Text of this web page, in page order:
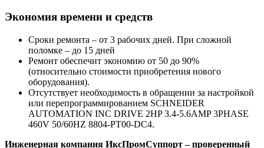
Экономия времени и средств
Сроки ремонта – от 3 рабочих дней. При сложной
поломке – до 15 дней
Ремонт обеспечит экономию от 50 до 90%
(относительно стоимости приобретения нового
оборудования).
Отсутствует необходимость в обращении за настройкой
или перепрограммированием SCHNEIDER
AUTOMATION INC DRIVE 2HP 3.4-5.6AMP 3PHASE
460V 50/60HZ 8804-PT00-DC4.
Инженерная компания ИксПромСуппорт – проверенный